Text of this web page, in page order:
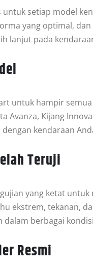
setiap model
yang optimal,
lanjut pada
untuk hampir
Avanza, Kijang
kendaraan
Teruji
yang ketat
ekstrem, tekanan,
berbagai
Resmi